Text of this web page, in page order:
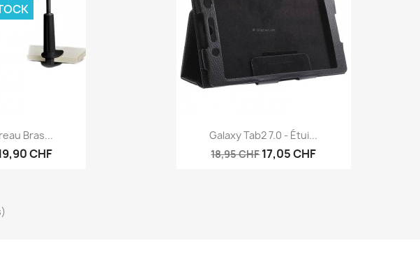
rapide
Bras...
CHF
Aperçu rapide
Galaxy Tab2 7.0 - Étui...
18,95 CHF17,05 CHF